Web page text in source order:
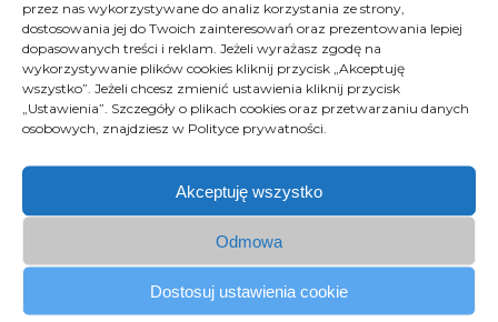
przez nas wykorzystywane do analiz korzystania ze strony,
dostosowania jej do Twoich zainteresowań oraz prezentowania lepiej
dopasowanych treści i reklam. Jeżeli wyrażasz zgodę na
wykorzystywanie plików cookies kliknij przycisk „Akceptuję
wszystko”. Jeżeli chcesz zmienić ustawienia kliknij przycisk
„Ustawienia”. Szczegóły o plikach cookies oraz przetwarzaniu danych
osobowych, znajdziesz w Polityce prywatności.
Akceptuję wszystko
Odmowa
Dostosuj ustawienia cookie
Poznaliśmy prawdziwy rozmiar inwestycji i wyzwania związane z